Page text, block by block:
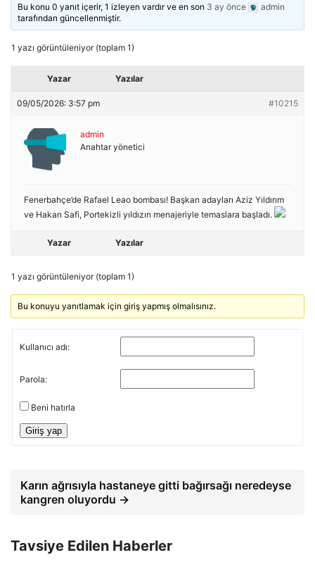
Bu konu 0 yanıt içerir, 1 izleyen vardır ve en son 3 ay önce
admin
tarafından güncellenmiştir.
1 yazı görüntüleniyor (toplam 1)
Yazar Yazılar
09/05/2026: 3:57 pm #10215
admin
Anahtar yönetici
Fenerbahçe’de Rafael Leao bombası! Başkan adayları Aziz Yıldırım
ve Hakan Safi, Portekizli yıldızın menajeriyle temaslara başladı.
Yazar Yazılar
1 yazı görüntüleniyor (toplam 1)
Bu konuyu yanıtlamak için giriş yapmış olmalısınız.
Kullanıcı adı:
Parola:
Beni hatırla
Giriş yap
Karın ağrısıyla hastaneye gitti bağırsağı neredeyse
kangren oluyordu →
Tavsiye Edilen Haberler